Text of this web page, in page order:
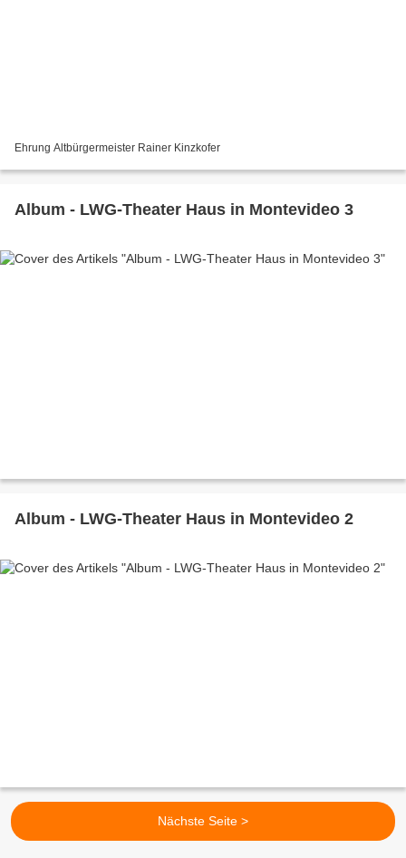
Ehrung Altbürgermeister Rainer Kinzkofer
Album - LWG-Theater Haus in Montevideo 3
Album - LWG-Theater Haus in Montevideo 2
Nächste Seite >